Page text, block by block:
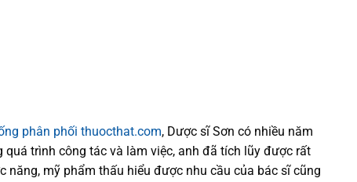
phân phối thuocthat.com, Dược sĩSơn có nhiều năm
quá trình công tác và làm việc, anh đã tích lũy được rất
năng, mỹ phẩm thấu hiểu đượcnhu cầu của bác sĩcũng